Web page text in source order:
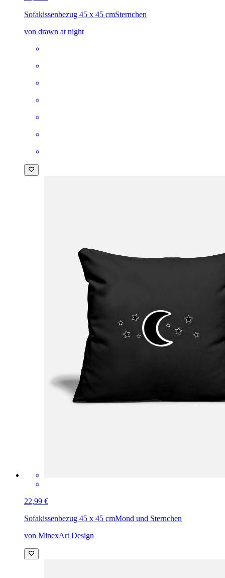
Sofakissenbezug 45 x 45 cmSternchen
von drawn at night
22,99 €
Sofakissenbezug 45 x 45 cmMond und Sternchen
von MinexArt Design